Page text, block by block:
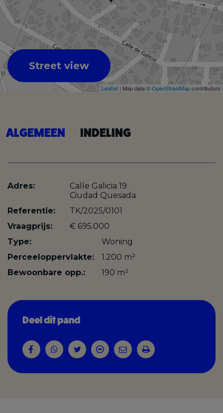
Leaflet | Map data ©OpenStreetMapcontributors
Street view
ALGEMEEN INDELING
Adres:
Calle Galicia 19
Ciudad Quesada
Referentie:
TK/2025/0101
Vraagprijs:
€ 695.000
Type:
Woning
Perceeloppervlakte:
1.200 m²
Bewoonbare opp.:
190 m²
Deel dit pand